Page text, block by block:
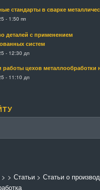
стандарты в сварке
- 1:50 пп
деталей с применением
систем
- 12:30 дп
работы цехов металлообработки
- 11:10 дп
> Статьи> Статьи о